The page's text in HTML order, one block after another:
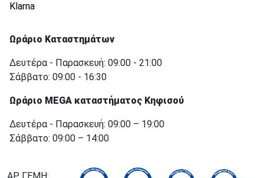
Klarna
Ωράριο Καταστημάτων
Δευτέρα - Παρασκευή: 09:00 - 21:00
Σάββατο: 09:00 - 16:30
Ωράριο MEGA καταστήματος Κηφισού
Δευτέρα - Παρασκευή: 09:00 – 19:00
Σάββατο: 09:00 – 14:00